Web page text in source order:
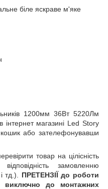
біле яскраве м'яке
1200мм 36Вт 5220Лм
магазині Led Story
або зателефонувавши
товар на цілісність
замовленню
тд.). ПРЕТЕНЗІЇ до роботи
виключно до монтажних